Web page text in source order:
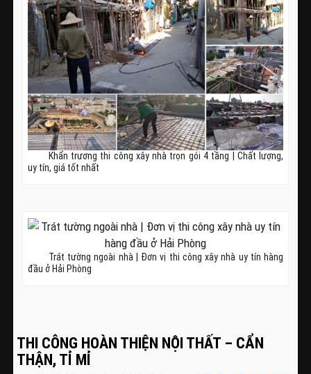
Khẩn trương thi công xây nhà trọn gói 4 tầng | Chất lượng,
uy tín, giá tốt nhất
Trát tường ngoài nhà | Đơn vị thi công xây nhà uy tín hàng
đầu ở Hải Phòng
THI CÔNG HOÀN THIỆN NỘI THẤT – CẨN
THẬN, TỈ MỈ